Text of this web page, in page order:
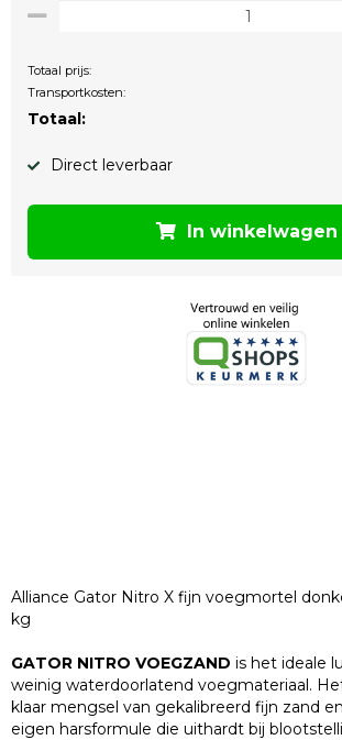
Totaal prijs:
Transportkosten:
Totaal:
Direct leverbaar
In winkelwagen
Alliance Gator Nitro X fijn voegmortel
kg
GATOR NITRO VOEGZAND is het ideale
weinig waterdoorlatend voegmateriaal.
klaar mengsel van gekalibreerd fijn zand
eigen harsformule die uithardt bij